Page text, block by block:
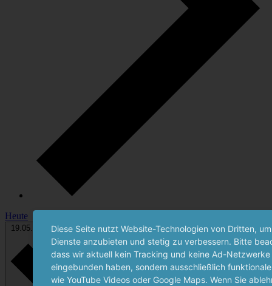
Heute
19.05.202419. Mai 2024-25.05.202425. Mai 2024 Datum wählen.
Diese Seite nutzt Website-Technologien von Dritten,
Dienste anzubieten und stetig zu verbessern. Bitte
dass wir aktuell kein Tracking und keine Ad-Netzwerke
eingebunden haben, sondern ausschließlich
wie YouTube Videos oder Google Maps. Wenn Sie